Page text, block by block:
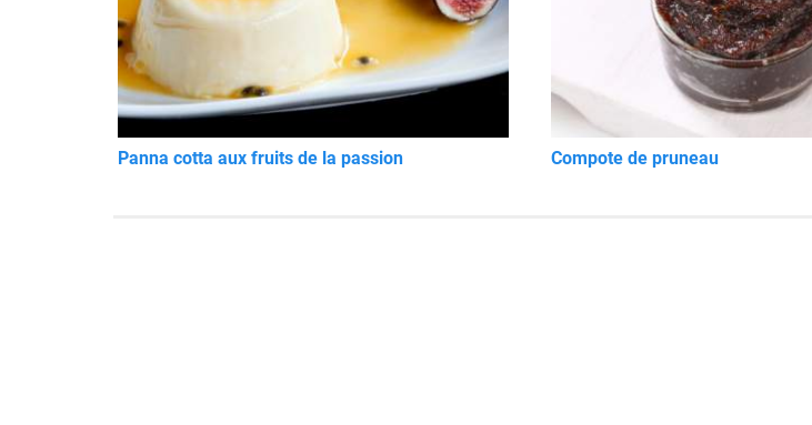
Panna cotta aux fruits de la passion Compote de pruneau